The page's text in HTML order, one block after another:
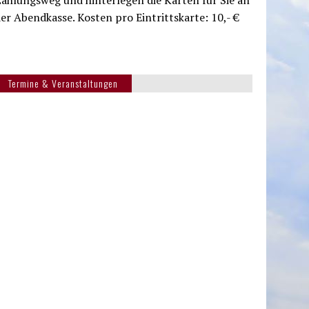
Abendkasse. Kosten pro Eintrittskarte: 10,- €
Termine & Veranstaltungen